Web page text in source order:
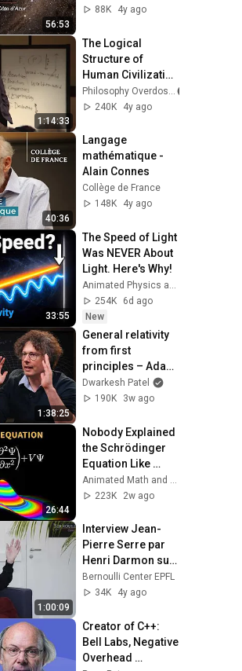
56:53
est née à Nice
88K
4y ago
1:14:33
The Logical
Structure of
Human Civilization
(John Searle)
240K
4y ago
40:36
Langage
mathématique -
Alain Connes
Collège de France
148K
4y ago
33:55
The Speed of Light
Was NEVER About
Light. Here's Why!
Animated Physics and Sleepy Genius
254K
6d ago
New
1:38:25
General relativity
from first
principles – Adam
Brown
Dwarkesh Patel
190K
3w ago
26:44
Nobody Explained
the Schrödinger
Equation Like
THIS!
Animated Math and Sleepy Genius
223K
2w ago
1:00:09
Interview Jean-
Pierre Serre par
Henri Darmon sur
André Weil -
Centre Bernoulli
Bernoulli Center EPFL
34K
4y ago
Creator of C++:
Bell Labs, Negative
Overhead